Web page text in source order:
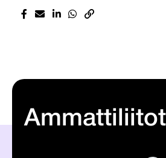
Ammattiliitot